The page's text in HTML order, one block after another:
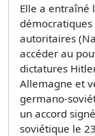
Elle a entraîné
démocratiques
autoritaires
accéder au
dictatures
Allemagne et
germano-
un accord
soviétique le